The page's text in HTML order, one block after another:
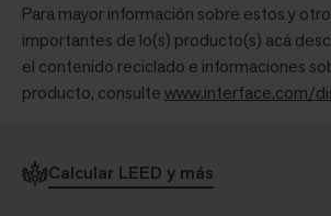
Para mayor información sobre estos y
importantes de lo(s) producto(s) acá
el contenido reciclado e informaciones
producto, consultewww.interface.com/
Calcular LEED y más